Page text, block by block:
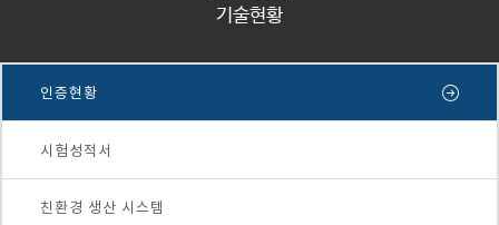
기술현황
인증현황
시험성적서
친환경 생산 시스템